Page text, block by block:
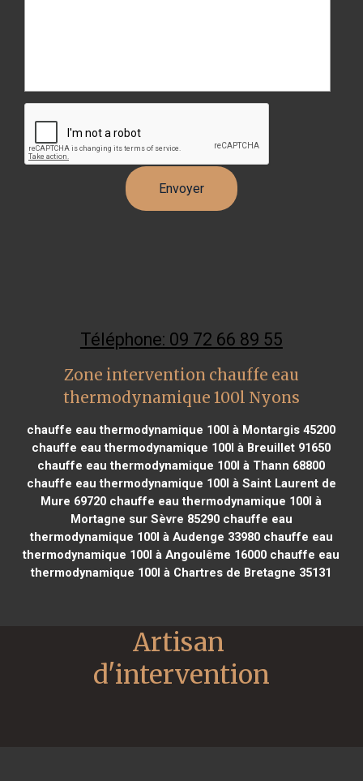
Téléphone: 09 72 66 89 55
Zone intervention chauffe eau
thermodynamique 100l Nyons
chauffe eau thermodynamique 100l à Montargis 45200
chauffe eau thermodynamique 100l à Breuillet 91650
chauffe eau thermodynamique 100l à Thann 68800
chauffe eau thermodynamique 100l à Saint Laurent de
Mure 69720 chauffe eau thermodynamique 100l à
Mortagne sur Sèvre 85290chauffe eau
thermodynamique 100l à Audenge 33980chauffe eau
thermodynamique 100l à Angoulême 16000 chauffe eau
thermodynamique 100l à Chartres de Bretagne 35131
Artisan
d'intervention